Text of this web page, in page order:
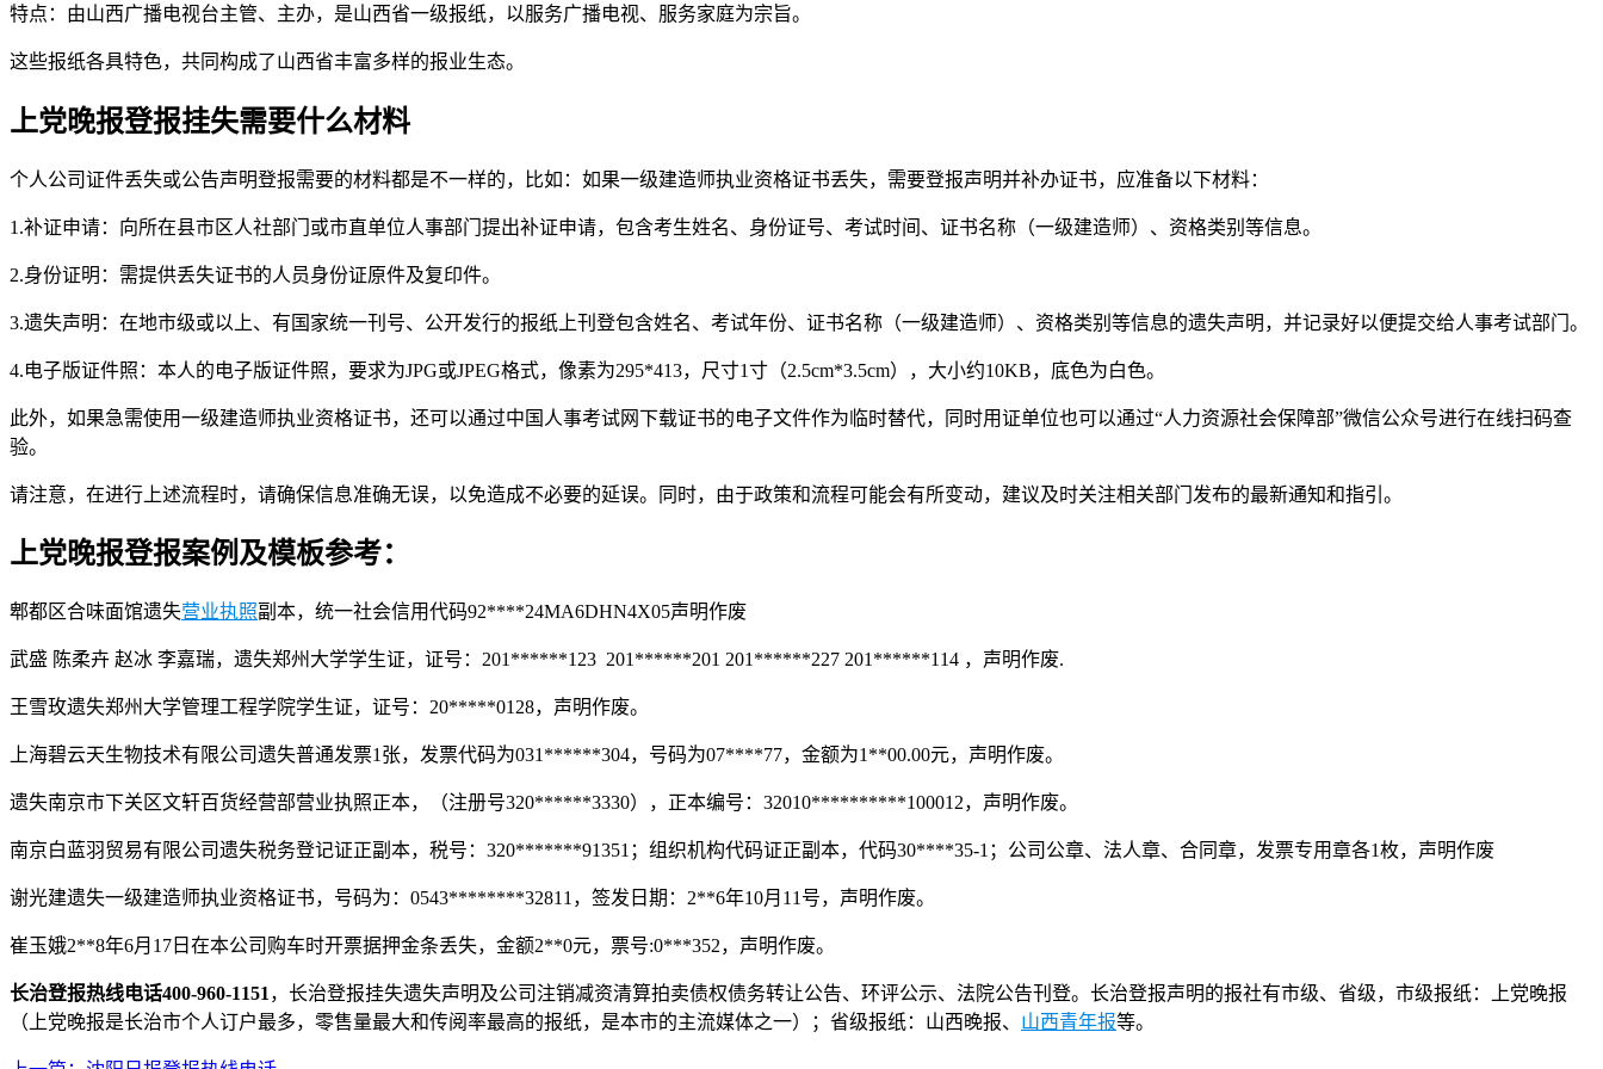
特点：由山西广播电视台主管、主办，是山西省一级报纸，以服务广播电视、服务家庭为宗旨。
这些报纸各具特色，共同构成了山西省丰富多样的报业生态。
上党晚报登报挂失需要什么材料
个人公司证件丢失或公告声明登报需要的材料都是不一样的，比如：如果一级建造师执业资格证书丢失，需要登报声明并补办证书，应准备以下材料：
1.补证申请：向所在县市区人社部门或市直单位人事部门提出补证申请，包含考生姓名、身份证号、考试时间、证书名称（一级建造师）、资格类别等信息。
2.身份证明：需提供丢失证书的人员身份证原件及复印件。
3.遗失声明：在地市级或以上、有国家统一刊号、公开发行的报纸上刊登包含姓名、考试年份、证书名称（一级建造师）、资格类别等信息的遗失声明，并记录好以便提交给人事考试部门。
4.电子版证件照：本人的电子版证件照，要求为JPG或JPEG格式，像素为295*413，尺寸1寸（2.5cm*3.5cm），大小约10KB，底色为白色。
此外，如果急需使用一级建造师执业资格证书，还可以通过中国人事考试网下载证书的电子文件作为临时替代，同时用证单位也可以通过“人力资源社会保障部”微信公众号进行在线扫码查
验。
请注意，在进行上述流程时，请确保信息准确无误，以免造成不必要的延误。同时，由于政策和流程可能会有所变动，建议及时关注相关部门发布的最新通知和指引。
上党晚报登报案例及模板参考：
郫都区合味面馆遗失营业执照副本，统一社会信用代码92****24MA6DHN4X05声明作废
武盛 陈柔卉 赵冰 李嘉瑞，遗失郑州大学学生证，证号：201******123 201******201 201******227 201******114 ，声明作废.
王雪玫遗失郑州大学管理工程学院学生证，证号：20*****0128，声明作废。
上海碧云天生物技术有限公司遗失普通发票1张，发票代码为031******304，号码为07****77，金额为1**00.00元，声明作废。
遗失南京市下关区文轩百货经营部营业执照正本，（注册号320******3330），正本编号：32010**********100012，声明作废。
南京白蓝羽贸易有限公司遗失税务登记证正副本，税号：320*******91351；组织机构代码证正副本，代码30****35-1；公司公章、法人章、合同章，发票专用章各1枚，声明作废
谢光建遗失一级建造师执业资格证书，号码为：0543********32811，签发日期：2**6年10月11号，声明作废。
崔玉娥2**8年6月17日在本公司购车时开票据押金条丢失，金额2**0元，票号:0***352，声明作废。
长治登报热线电话400-960-1151 ，长治登报挂失遗失声明及公司注销减资清算拍卖债权债务转让公告、环评公示、法院公告刊登。长治登报声明的报社有市级、省级，市级报纸：上党晚报
（上党晚报是长治市个人订户最多，零售量最大和传阅率最高的报纸，是本市的主流媒体之一）；省级报纸：山西晚报、 山西青年报等。